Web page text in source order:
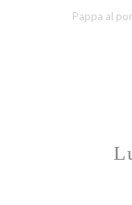
Pappa al